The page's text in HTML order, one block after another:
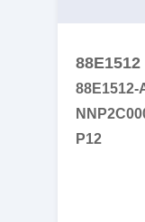
88E1512-
P12